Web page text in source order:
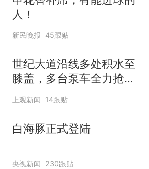
人！
新民晚报 45跟贴
世纪大道沿线多处积水至
膝盖，多台泵车全力抢
排，建议市民尽量避免附
上观新闻 14跟贴
白海豚正式登陆
央视新闻 230跟贴